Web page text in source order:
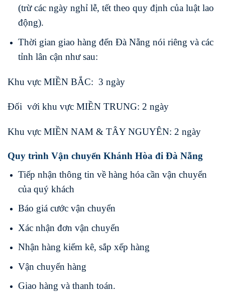
(trừ các ngày nghỉ lễ, tết theo quy định của luật lao
động).
Thời gian giao hàng đến Đà Nẵng nói riêng và các
tỉnh lân cận như sau:
Khu vực MIỀN BẮC: 3 ngày
Đối với khu vực MIỀN TRUNG: 2 ngày
Khu vực MIỀN NAM & TÂY NGUYÊN: 2 ngày
Quy trình Vận chuyển Khánh Hòa đi Đà Nẵng
Tiếp nhận thông tin về hàng hóa cần vận chuyển
của quý khách
Báo giá cước vận chuyển
Xác nhận đơn vận chuyển
Nhận hàng kiểm kê, sắp xếp hàng
Vận chuyển hàng
Giao hàng và thanh toán.